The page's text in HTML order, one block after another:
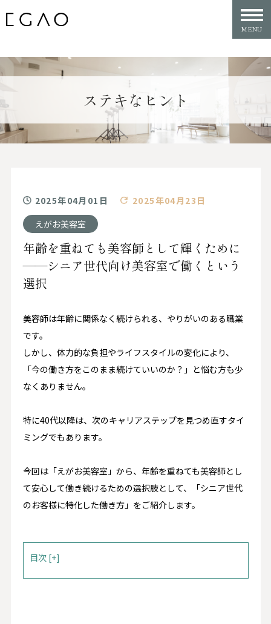
ステキなヒント
2025年04月01日
2025年04月23日
えがお美容室
年齢を重ねても美容師として輝くために
——シニア世代向け美容室で働くという
選択
美容師は年齢に関係なく続けられる、やりがいのある職業
です。
しかし、体力的な負担やライフスタイルの変化により、
「今の働き方をこのまま続けていいのか？」と悩む方も少
なくありません。
特に40代以降は、次のキャリアステップを見つめ直すタイ
ミングでもあります。
今回は「えがお美容室」から、年齢を重ねても美容師とし
て安心して働き続けるための選択肢として、「シニア世代
のお客様に特化した働き方」をご紹介します。
目次 [+]